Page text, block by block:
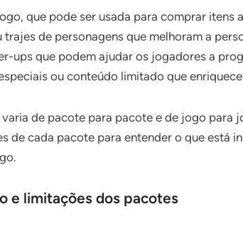
que pode ser usada para comprar itens
trajes de personagens que melhoram a
ups que podem ajudar os jogadores a
ou conteúdo limitado que
de pacote para pacote e de jogo para
de cada pacote para entender o que está
e limitações dos pacotes